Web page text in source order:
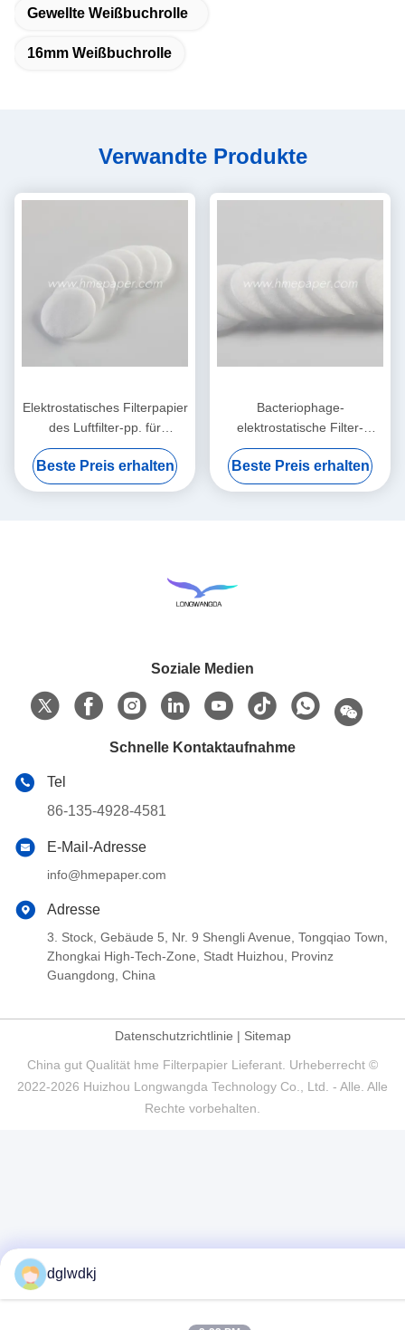
Gewellte Weißbuchrolle
16mm Weißbuchrolle
Verwandte Produkte
Elektrostatisches Filterpapier
des Luftfilter-pp. für
HME/HMEF
Beste Preis erhalten
Bacteriophage-
elektrostatische Filter-
Baumwollrunde HME HMEF
Beste Preis erhalten
Soziale Medien
Schnelle Kontaktaufnahme
Tel
86-135-4928-4581
E-Mail-Adresse
info@hmepaper.com
Adresse
3. Stock, Gebäude 5, Nr. 9 Shengli Avenue, Tongqiao Town,
Zhongkai High-Tech-Zone, Stadt Huizhou, Provinz
Guangdong, China
Datenschutzrichtlinie | Sitemap
China gut Qualität hme Filterpapier Lieferant. Urheberrecht ©
2022-2026 Huizhou Longwangda Technology Co., Ltd. - Alle. Alle
Rechte vorbehalten.
dglwdkj